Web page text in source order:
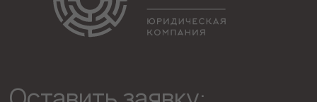
обработкой персональных данных